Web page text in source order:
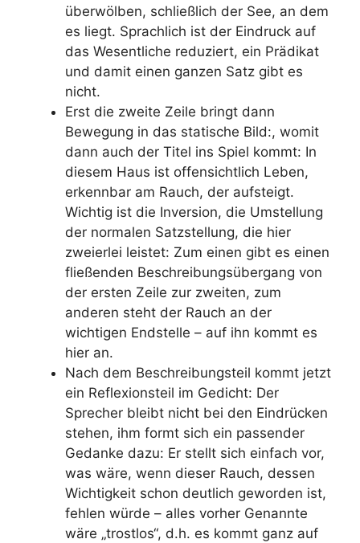
überwölben, schließlich der See, an dem
es liegt. Sprachlich ist der Eindruck auf
das Wesentliche reduziert, ein Prädikat
und damit einen ganzen Satz gibt es
nicht.
Erst die zweite Zeile bringt dann
Bewegung in das statische Bild:, womit
dann auch der Titel ins Spiel kommt: In
diesem Haus ist offensichtlich Leben,
erkennbar am Rauch, der aufsteigt.
Wichtig ist die Inversion, die Umstellung
der normalen Satzstellung, die hier
zweierlei leistet: Zum einen gibt es einen
fließenden Beschreibungsübergang von
der ersten Zeile zur zweiten, zum
anderen steht der Rauch an der
wichtigen Endstelle – auf ihn kommt es
hier an.
Nach dem Beschreibungsteil kommt jetzt
ein Reflexionsteil im Gedicht: Der
Sprecher bleibt nicht bei den Eindrücken
stehen, ihm formt sich ein passender
Gedanke dazu: Er stellt sich einfach vor,
was wäre, wenn dieser Rauch, dessen
Wichtigkeit schon deutlich geworden ist,
fehlen würde – alles vorher Genannte
wäre „trostlos“, d.h. es kommt ganz auf